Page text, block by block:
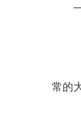
一
常的